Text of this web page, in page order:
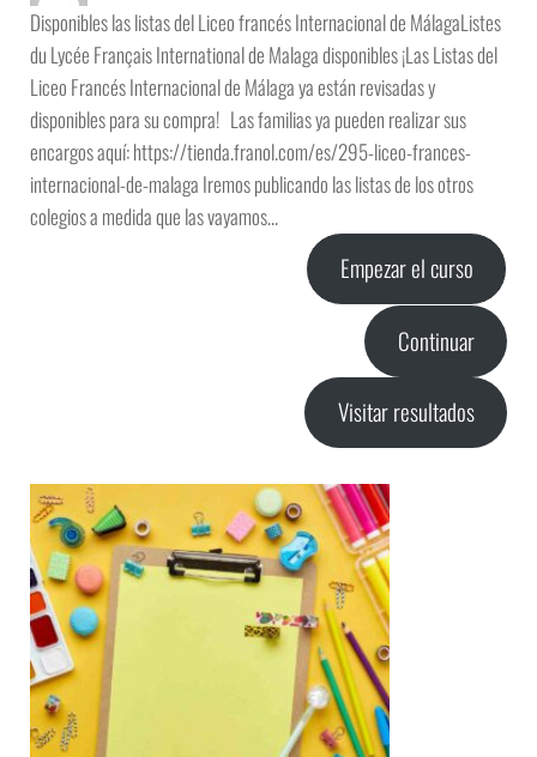
Disponibles las listas del Liceo francés Internacional de MálagaListes
du Lycée Français International de Malaga disponibles ¡Las Listas del
Liceo Francés Internacional de Málaga ya están revisadas y
disponibles para su compra! Las familias ya pueden realizar sus
encargos aquí: https://tienda.franol.com/es/295-liceo-frances-
internacional-de-malaga Iremos publicando las listas de los otros
colegios a medida que las vayamos…
Empezar el curso
Continuar
Visitar resultados